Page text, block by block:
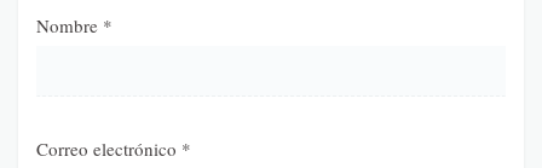
Nombre *
Correo electrónico *